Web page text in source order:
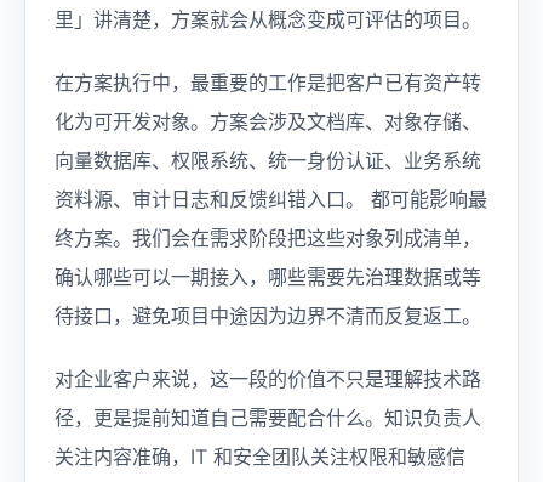
里」讲清楚，方案就会从概念变成可评估的项目。
在方案执行中，最重要的工作是把客户已有资产转
化为可开发对象。方案会涉及文档库、对象存储、
向量数据库、权限系统、统一身份认证、业务系统
资料源、审计日志和反馈纠错入口。 都可能影响最
终方案。我们会在需求阶段把这些对象列成清单，
确认哪些可以一期接入，哪些需要先治理数据或等
待接口，避免项目中途因为边界不清而反复返工。
对企业客户来说，这一段的价值不只是理解技术路
径，更是提前知道自己需要配合什么。知识负责人
关注内容准确，IT 和安全团队关注权限和敏感信